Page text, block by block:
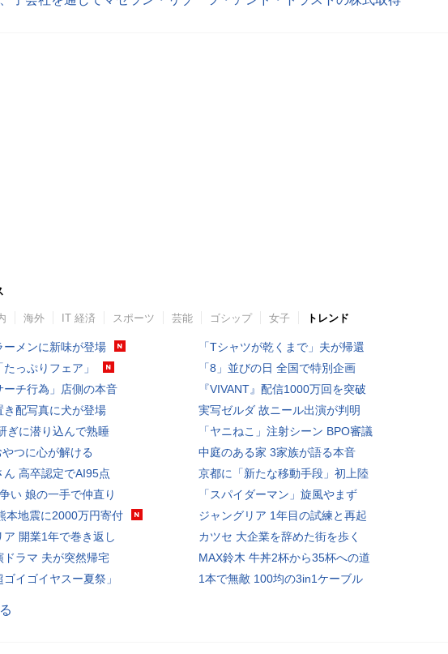
海外 IT 経済 スポーツ 芸能 ゴシップ 女子 トレンド
ーメンに新味が登場
っぷりフェア」
ーチ行為」店側の本音
き配写真に犬が登場
ぎに潜り込んで熟睡
つに心が解ける
ん 高卒認定でAI95点
い 娘の一手で仲直り
本地震に2000万円寄付
ア 開業1年で巻き返し
ドラマ 夫が突然帰宅
イゴイヤスー夏祭」
「Tシャツが乾くまで」夫が帰還
「8」並びの日 全国で特別企画
『VIVANT』配信1000万回を突破
実写ゼルダ 故ニール出演が判明
「ヤニねこ」注射シーン BPO審議
中庭のある家 3家族が語る本音
京都に「新たな移動手段」初上陸
「スパイダーマン」旋風やまず
ジャングリア 1年目の試練と再起
カツセ 大企業を辞めた街を歩く
MAX鈴木 牛丼2杯から35杯への道
1本で無敵 100均の3in1ケーブル